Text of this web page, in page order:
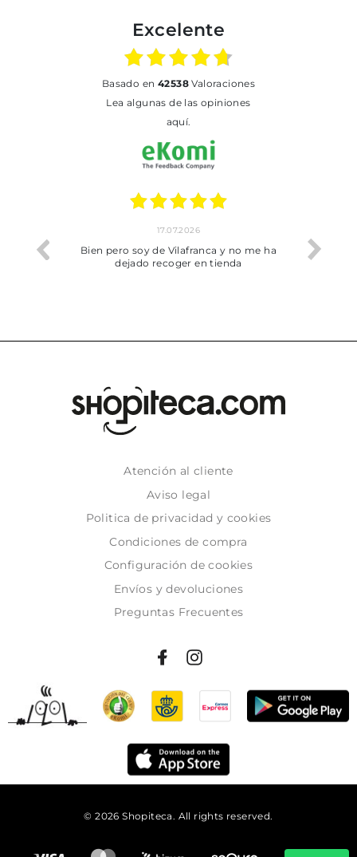
Excelente
basado en 42538Valoraciones
Lea algunas de las opiniones
aquí.
trobat
17.07.2026
Bien pero soy de Vilafranca y no me ha
dejado recoger en tienda
Atención al cliente
Aviso legal
Politica de privacidad y cookies
Condiciones de compra
Configuración de cookies
Envíos y devoluciones
Preguntas Frecuentes
© 2026 Shopiteca. All rights reserved.